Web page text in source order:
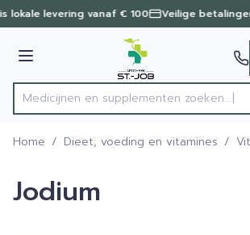
Ga naar de inhoud
1 van 1
lokale levering vanaf € 100 Veilige
Menu
Product, merk, categorie...
Medicijnen en supplementen
Home / Dieet, voeding en vitamines /
Jodium